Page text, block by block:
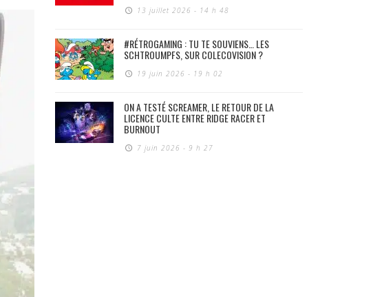
13 juillet 2026 - 14 h 48
#RÉTROGAMING : TU TE SOUVIENS… LES
SCHTROUMPFS, SUR COLECOVISION ?
19 juin 2026 - 19 h 02
ON A TESTÉ SCREAMER, LE RETOUR DE LA
LICENCE CULTE ENTRE RIDGE RACER ET
BURNOUT
7 juin 2026 - 9 h 27